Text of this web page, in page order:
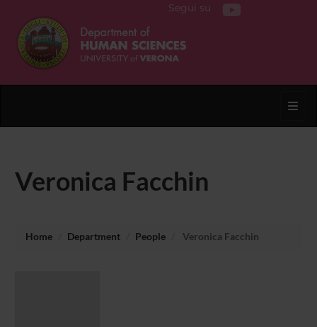
Segui su
Veronica Facchin
Home Department People Veronica Facchin